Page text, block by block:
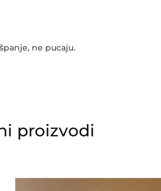
ne pucaju.
proizvodi